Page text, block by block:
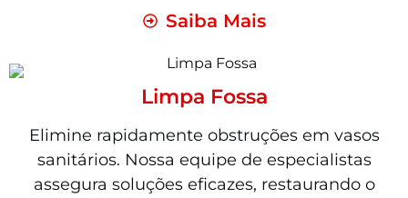
Saiba Mais
Limpa Fossa
Elimine rapidamente obstruções em vasos
sanitários. Nossa equipe de especialistas
assegura soluções eficazes, restaurando o